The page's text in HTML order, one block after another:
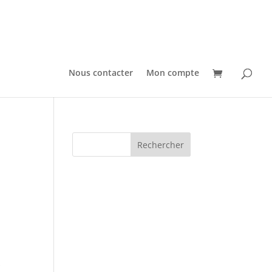
Nous contacter Mon compte